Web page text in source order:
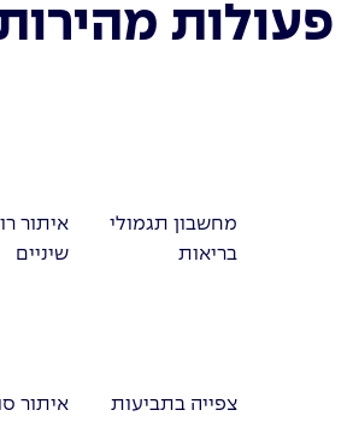
פעולות
מחשבון תגמולי
בריאות
איתור
שיניים
צפייה בתביעות
איתור